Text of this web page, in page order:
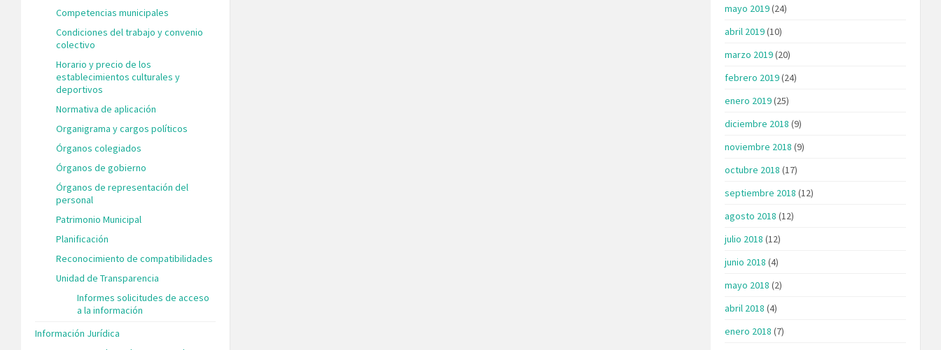
Competencias municipales
Condiciones del trabajo y convenio
colectivo
Horario y precio de los
establecimientos culturales y
deportivos
Normativa de aplicación
Organigrama y cargos políticos
Órganos colegiados
Órganos de gobierno
Órganos de representación del
personal
Patrimonio Municipal
Planificación
Reconocimiento de compatibilidades
Unidad de Transparencia
Informes solicitudes de acceso
a la información
Información Jurídica
mayo 2019(24)
abril 2019(10)
marzo 2019(20)
febrero 2019(24)
enero 2019(25)
diciembre 2018 (9)
noviembre 2018 (9)
octubre 2018 (17)
septiembre 2018 (12)
agosto 2018 (12)
julio 2018 (12)
junio 2018 (4)
mayo 2018 (2)
abril 2018 (4)
enero 2018 (7)